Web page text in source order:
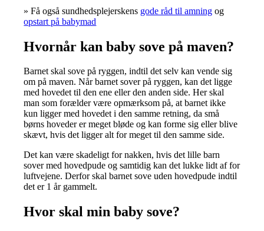
» Få også sundhedsplejerskens gode råd til amning og
opstart på babymad
Hvornår kan baby sove på maven?
Barnet skal sove på ryggen, indtil det selv kan vende sig
om på maven. Når barnet sover på ryggen, kan det ligge
med hovedet til den ene eller den anden side. Her skal
man som forælder være opmærksom på, at barnet ikke
kun ligger med hovedet i den samme retning, da små
børns hoveder er meget bløde og kan forme sig eller blive
skævt, hvis det ligger alt for meget til den samme side.
Det kan være skadeligt for nakken, hvis det lille barn
sover med hovedpude og samtidig kan det lukke lidt af for
luftvejene. Derfor skal barnet sove uden hovedpude indtil
det er 1 år gammelt.
Hvor skal min baby sove?